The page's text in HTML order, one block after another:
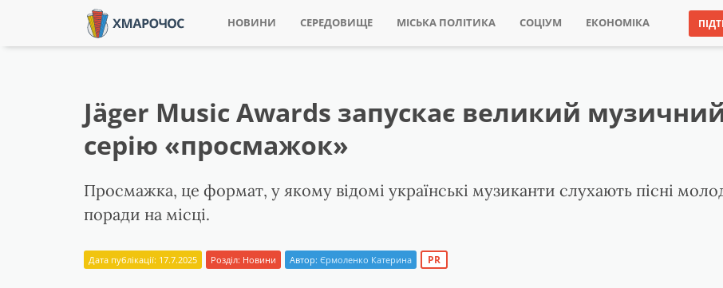
НОВИНИ СЕРЕДОВИЩЕ МІСЬКА ПОЛІТИКА СОЦІУМ ЕКОНОМІКА
Jäger Music Awards запускає великий
серію «просмажок»
Просмажка, це формат, у якому відомі українські музиканти слухають пісні
поради на місці.
Дата публікації: 17.7.2025 Розділ: Новини Автор: Єрмоленко Катерина PR